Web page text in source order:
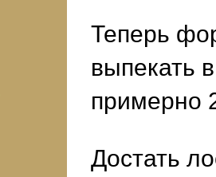
Теперь
выпекать
примерно
Достать